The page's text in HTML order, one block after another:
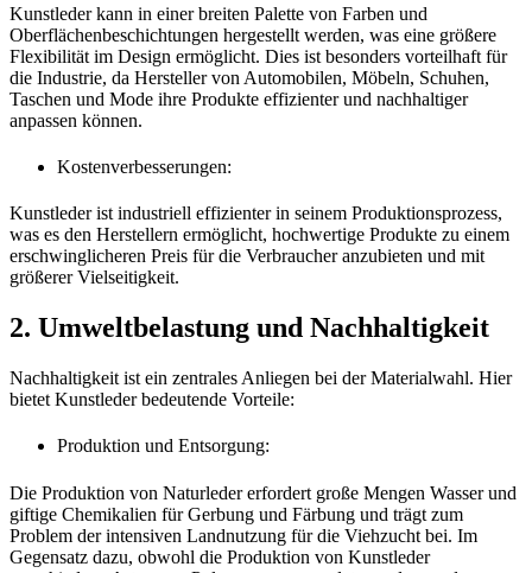
Kunstleder kann in einer breiten Palette von Farben und
Oberflächenbeschichtungen hergestellt werden, was eine größere
Flexibilität im Design ermöglicht. Dies ist besonders vorteilhaft für
die Industrie, da Hersteller von Automobilen, Möbeln, Schuhen,
Taschen und Mode ihre Produkte effizienter und nachhaltiger
anpassen können.
Kostenverbesserungen:
Kunstleder ist industriell effizienter in seinem Produktionsprozess,
was es den Herstellern ermöglicht, hochwertige Produkte zu einem
erschwinglicheren Preis für die Verbraucher anzubieten und mit
größerer Vielseitigkeit.
2. Umweltbelastung und Nachhaltigkeit
Nachhaltigkeit ist ein zentrales Anliegen bei der Materialwahl. Hier
bietet Kunstleder bedeutende Vorteile:
Produktion und Entsorgung:
Die Produktion von Naturleder erfordert große Mengen Wasser und
giftige Chemikalien für Gerbung und Färbung und trägt zum
Problem der intensiven Landnutzung für die Viehzucht bei. Im
Gegensatz dazu, obwohl die Produktion von Kunstleder